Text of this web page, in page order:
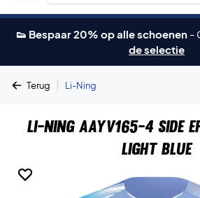
👟 Bespaar 20% op alle schoenen -
de selectie
Terug | Li-Ning
Li-Ning AAYV165-4
Light Blue